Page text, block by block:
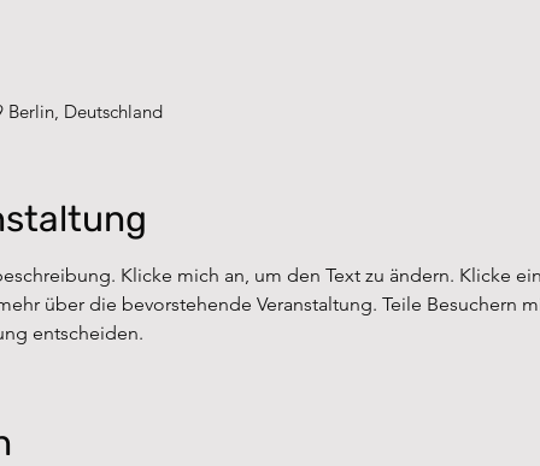
Berlin, Deutschland
Klicke mich an, um den Text zu ändern. Klicke
über die bevorstehende Veranstaltung. Teile Besuchern
entscheiden.